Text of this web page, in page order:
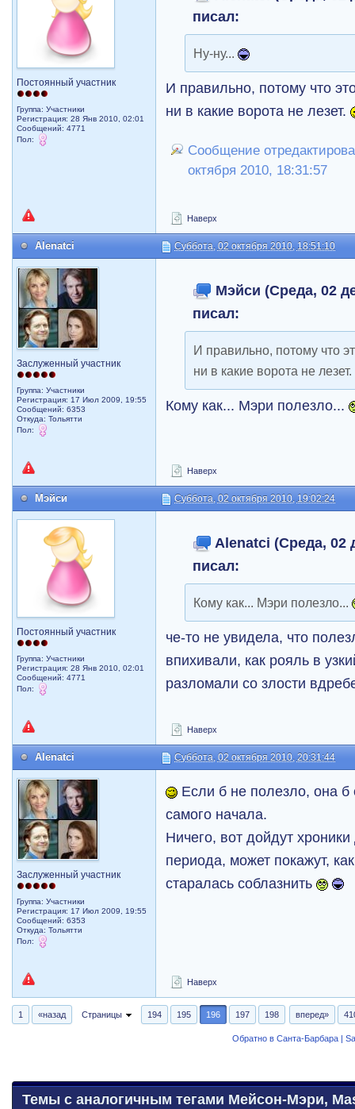
Постоянный участник
Группа: Участники
Регистрация: 28 Янв 2010, 02:01
Сообщений: 4771
Пол:
писал:
Ну-ну...
И правильно, потому что
ни в какие ворота не лезет.
Сообщение
октября 2010, 18:31:57
Наверх
Alenatci Суббота, 02 октября 2010, 18:51:10
Заслуженный участник
Группа: Участники
Регистрация: 17 Июл 2009, 19:55
Сообщений: 6353
Откуда: Тольятти
Пол:
Мэйси (Среда, 02
писал:
И правильно, потому что
ни в какие ворота не лезет.
Кому как... Мэри полезло...
Наверх
Мэйси Суббота, 02 октября 2010, 19:02:24
Постоянный участник
Группа: Участники
Регистрация: 28 Янв 2010, 02:01
Сообщений: 4771
Пол:
Alenatci (Среда, 02
писал:
Кому как... Мэри полезло...
че-то не увидела, что
впихивали, как рояль в
разломали со злости
Наверх
Alenatci Суббота, 02 октября 2010, 20:31:44
Заслуженный участник
Группа: Участники
Регистрация: 17 Июл 2009, 19:55
Сообщений: 6353
Откуда: Тольятти
Пол:
Если б не полезло, она б
самого начала.
Ничего, вот дойдут
периода, может покажут,
старалась соблазнить
Наверх
1 «назад Страницы 194 195 196 197 198 вперед»
Обратно в Санта-Барбара |
Темы с аналогичным тегами Мейсон-Мэри,